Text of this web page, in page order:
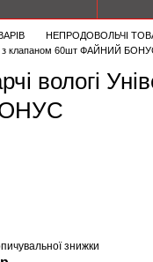
НЕПРОДОВОЛЬЧІ
з клапаном 60шт ФАЙНИЙ
вологі
знижки